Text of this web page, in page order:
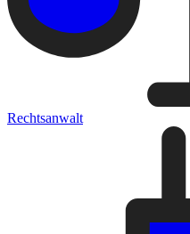
Rechtsanwalt